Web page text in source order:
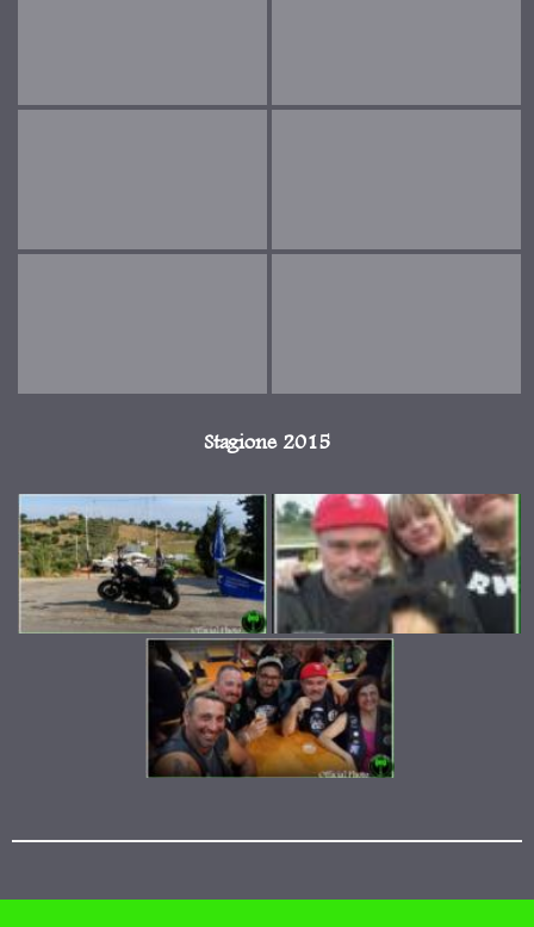
Stagione 2015